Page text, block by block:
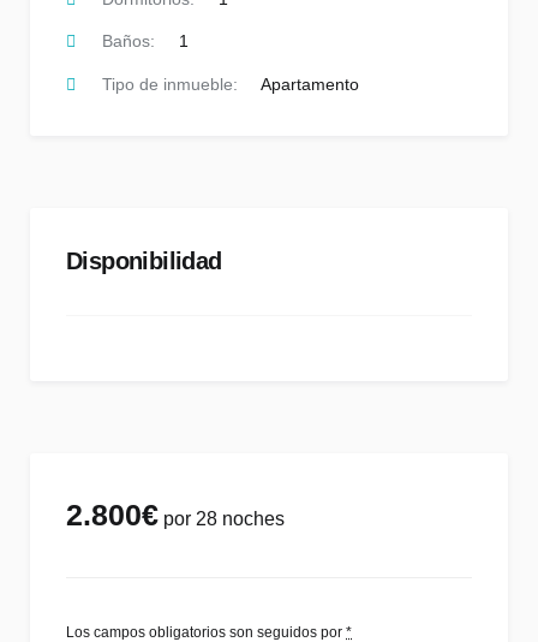
Baños: 1
Tipo de inmueble: Apartamento
Disponibilidad
2.800€ por 28 noches
Los campos obligatorios son seguidos por *